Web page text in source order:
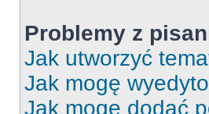
Problemy z
Jak utworzyć
Jak mogę
Jak mogę dodać